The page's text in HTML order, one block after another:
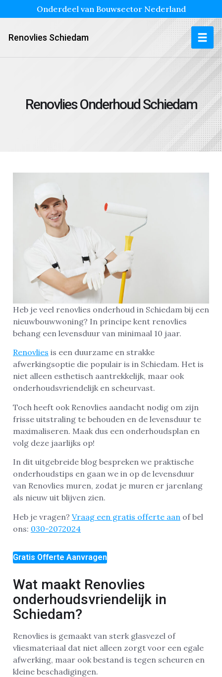
Onderdeel van Bouwsector Nederland
Renovlies Schiedam
Renovlies Onderhoud Schiedam
Heb je veel renovlies onderhoud in Schiedam bij een
nieuwbouwwoning? In principe kent renovlies
behang een levensduur van minimaal 10 jaar.
Renovlies is een duurzame en strakke
afwerkingsoptie die populair is in Schiedam. Het is
niet alleen esthetisch aantrekkelijk, maar ook
onderhoudsvriendelijk en scheurvast.
Toch heeft ook Renovlies aandacht nodig om zijn
frisse uitstraling te behouden en de levensduur te
maximaliseren. Maak dus een onderhoudsplan en
volg deze jaarlijks op!
In dit uitgebreide blog bespreken we praktische
onderhoudstips en gaan we in op de levensduur
van Renovlies muren, zodat je muren er jarenlang
als nieuw uit blijven zien.
Heb je vragen? Vraag een gratis offerte aan of bel
ons: 030-2072024
Gratis Offerte Aanvragen
Wat maakt Renovlies
onderhoudsvriendelijk in
Schiedam?
Renovlies is gemaakt van sterk glasvezel of
vliesmateriaal dat niet alleen zorgt voor een egale
afwerking, maar ook bestand is tegen scheuren en
kleine beschadigingen.